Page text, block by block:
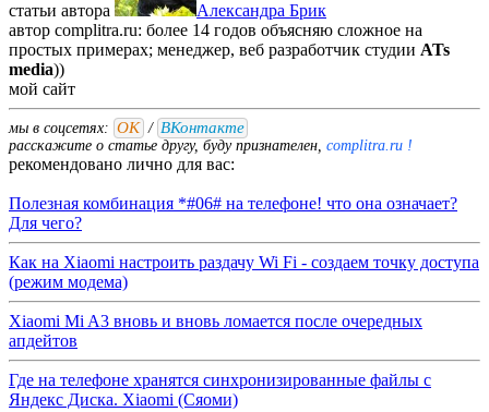
статьи автора
Александра Брик
автор complitra.ru: более 14 годов объясняю сложное на
простых примерах; менеджер, веб разработчик студии ATs
media))
мой сайт
мы в соцсетях: ОК / ВКонтакте
расскажите о статье другу, буду признателен, complitra.ru !
рекомендовано лично для вас:
Полезная комбинация *#06# на телефоне! что она означает?
Для чего?
Как на Xiaomi настроить раздачу Wi Fi - создаем точку доступа
(режим модема)
Xiaomi Mi A3 вновь и вновь ломается после очередных
апдейтов
Где на телефоне хранятся синхронизированные файлы с
Яндекс Диска. Xiaomi (Сяоми)